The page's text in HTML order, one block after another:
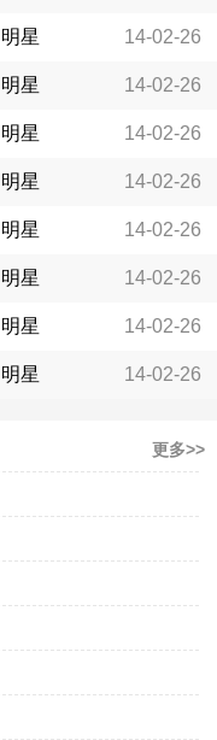
明星 14-02-26
明星 14-02-26
明星 14-02-26
明星 14-02-26
明星 14-02-26
明星 14-02-26
明星 14-02-26
明星 14-02-26
更多>>